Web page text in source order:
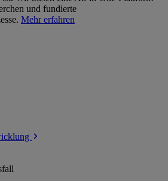
und fundierte
Mehr erfahren